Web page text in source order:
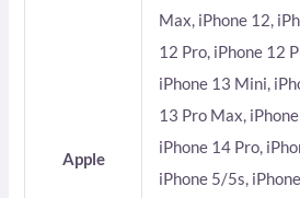
Apple
Max, iPhone 12,
12 Pro, iPhone 12
iPhone 13 Mini,
13 Pro Max,
iPhone 14 Pro,
iPhone 5/5s,